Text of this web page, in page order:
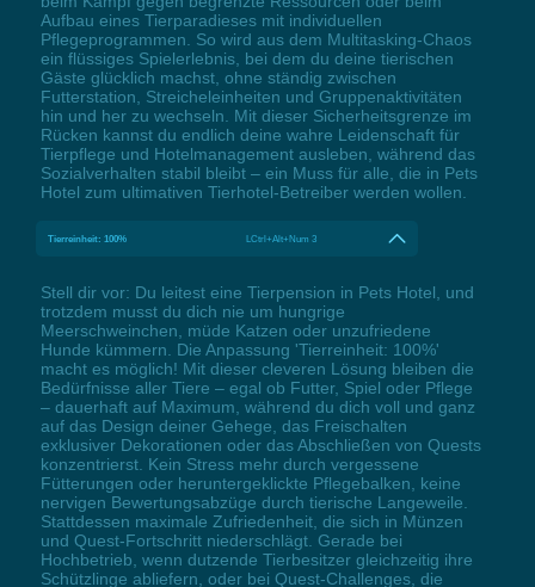
Aufbau eines Tierparadieses mit individuellen
Pflegeprogrammen. So wird aus dem Multitasking-Chaos
ein flüssiges Spielerlebnis, bei dem du deine tierischen
Gäste glücklich machst, ohne ständig zwischen
Futterstation, Streicheleinheiten und Gruppenaktivitäten
hin und her zu wechseln. Mit dieser Sicherheitsgrenze im
Rücken kannst du endlich deine wahre Leidenschaft für
Tierpflege und Hotelmanagement ausleben, während das
Sozialverhalten stabil bleibt – ein Muss für alle, die in Pets
Hotel zum ultimativen Tierhotel-Betreiber werden wollen.
Tierreinheit: 100% LCtrl+Alt+Num 3
Stell dir vor: Du leitest eine Tierpension in Pets Hotel, und
trotzdem musst du dich nie um hungrige
Meerschweinchen, müde Katzen oder unzufriedene
Hunde kümmern. Die Anpassung 'Tierreinheit: 100%'
macht es möglich! Mit dieser cleveren Lösung bleiben die
Bedürfnisse aller Tiere – egal ob Futter, Spiel oder Pflege
– dauerhaft auf Maximum, während du dich voll und ganz
auf das Design deiner Gehege, das Freischalten
exklusiver Dekorationen oder das Abschließen von Quests
konzentrierst. Kein Stress mehr durch vergessene
Fütterungen oder heruntergeklickte Pflegebalken, keine
nervigen Bewertungsabzüge durch tierische Langeweile.
Stattdessen maximale Zufriedenheit, die sich in Münzen
und Quest-Fortschritt niederschlägt. Gerade bei
Hochbetrieb, wenn dutzende Tierbesitzer gleichzeitig ihre
Schützlinge abliefern, oder bei Quest-Challenges, die